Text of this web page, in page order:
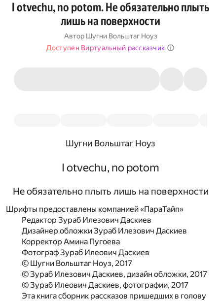
I otvechu, no potom. Не обязательно плыть
лишь на поверхности
Автор Шугни Вольштаг Ноуз
Доступен Виртуальный рассказчик
Шугни Вольштаг Ноуз
I otvechu, no potom
Не обязательно плыть лишь на поверхности
Шрифты предоставлены компанией «ПараТайп»
Редактор Зураб Илезович Даскиев
Дизайнер обложки Зураб Илезович Даскиев
Корректор Амина Пугоева
Фотограф Зураб Илеович Даскиев
© Шугни Вольштаг Ноуз, 2017
© Зураб Илезович Даскиев, дизайн обложки, 2017
© Зураб Илеович Даскиев, фотографии, 2017
Эта книга сборник рассказов пришедших в голову